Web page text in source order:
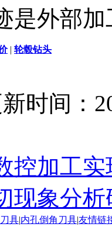
是外部加
| 轮毂钻头
时间：
控加工
现象分
具|内孔倒角刀具|友情链